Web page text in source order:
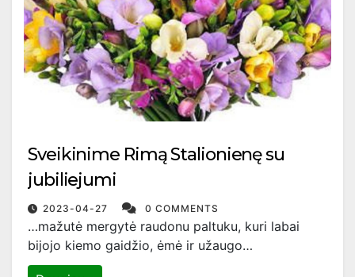
Sveikinime Rimą Stalionienę su
jubiliejumi
2023-04-27 0 COMMENTS
…mažutė mergytė raudonu paltuku, kuri labai
bijojo kiemo gaidžio, ėmė ir užaugo…